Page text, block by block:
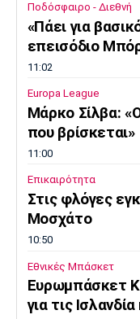
Μονακό
Ποδόσφαιρο - Διεθνή
«Πάει για
επεισόδιο
11:02
Europa League
Μάρκο Σίλβα:
που βρίσκεται»
11:00
Επικαιρότητα
Στις φλόγες
Μοσχάτο
10:50
Εθνικές Μπάσκετ
Ευρωμπάσκετ
για τις